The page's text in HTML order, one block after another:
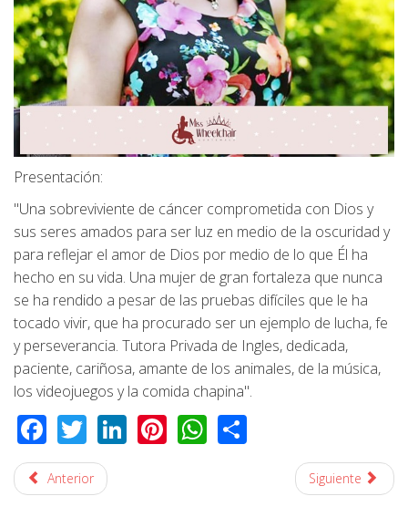
Presentación:
"Una sobreviviente de cáncer comprometida con Dios y
sus seres amados para ser luz en medio de la oscuridad y
para reflejar el amor de Dios por medio de lo que Él ha
hecho en su vida. Una mujer de gran fortaleza que nunca
se ha rendido a pesar de las pruebas difíciles que le ha
tocado vivir, que ha procurado ser un ejemplo de lucha, fe
y perseverancia. Tutora Privada de Ingles, dedicada,
paciente, cariñosa, amante de los animales, de la música,
los videojuegos y la comida chapina".
Facebook
TwitterLinkedIn
Pinterest
WhatsApp
Anterior Siguiente